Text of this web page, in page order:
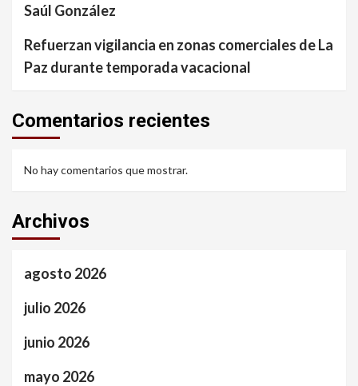
Saúl González
Refuerzan vigilancia en zonas comerciales de La
Paz durante temporada vacacional
Comentarios recientes
No hay comentarios que mostrar.
Archivos
agosto 2026
julio 2026
junio 2026
mayo 2026